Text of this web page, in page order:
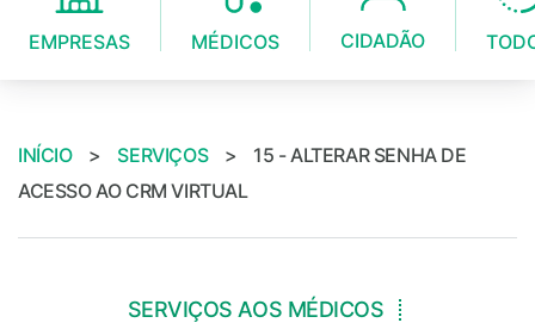
EMPRESAS MÉDICOS CIDADÃO
INÍCIO > SERVIÇOS >
15 - ALTERAR SENHA DE
ACESSO AO CRM VIRTUAL
SERVIÇOS AOS MÉDICOS